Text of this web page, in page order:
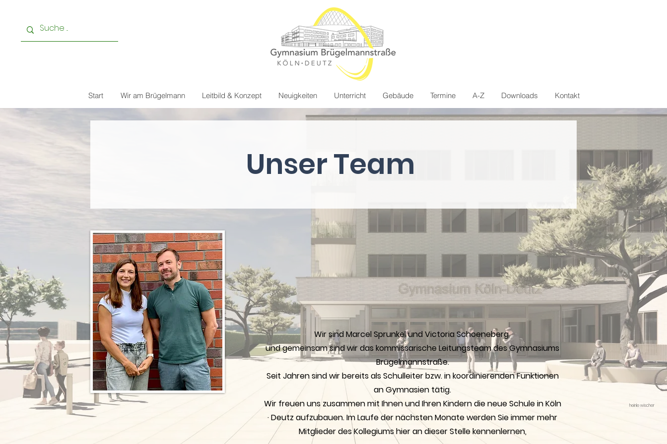
Start Wir am Brügelmann Leitbild & Konzept Neuigkeiten Unterricht Gebäude Termine A-Z Downloads Kontakt
Unser Team
Wir sind Marcel Sprunkel undVictoria Schoeneberg
und gemeinsam sind wir das kommissarische Leitungsteam des Gymnasiums
Brügelmannstraße.
Seit Jahren sind wir bereits als Schulleiter bzw. in koordinierenden Funktionen
an Gymnasien tätig.
Wir freuen uns zusammen mit Ihnen und Ihren Kindern die neue Schule in Köln
· Deutz aufzubauen. Im Laufe der nächsten Monate werden Sie immer mehr
Mitglieder des Kollegiums hier an dieser Stelle kennenlernen,
heinle wischer